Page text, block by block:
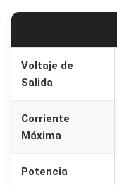
Voltaje de
Salida
Corriente
Máxima
Potencia